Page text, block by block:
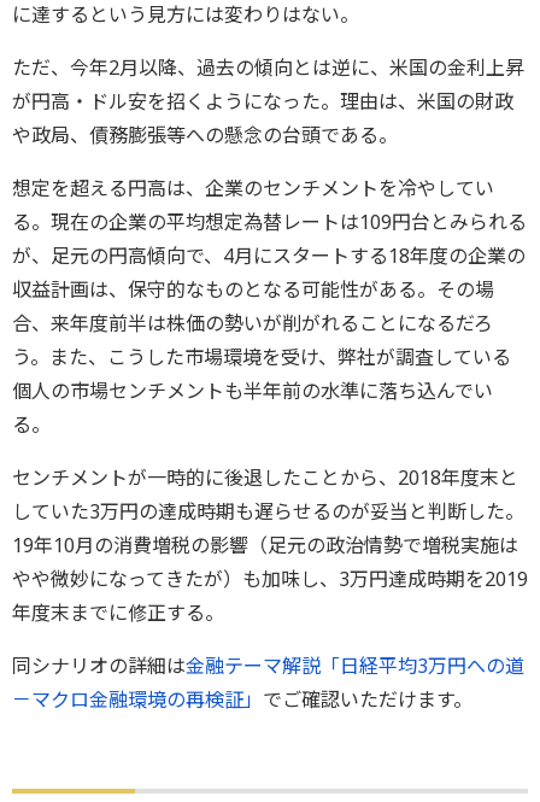
に達するという見方には変わりはない。
ただ、今年2月以降、過去の傾向とは逆に、米国の金利上昇
が円高・ドル安を招くようになった。理由は、米国の財政
や政局、債務膨張等への懸念の台頭である。
想定を超える円高は、企業のセンチメントを冷やしてい
る。現在の企業の平均想定為替レートは109円台とみられる
が、足元の円高傾向で、4月にスタートする18年度の企業の
収益計画は、保守的なものとなる可能性がある。その場
合、来年度前半は株価の勢いが削がれることになるだろ
う。また、こうした市場環境を受け、弊社が調査している
個人の市場センチメントも半年前の水準に落ち込んでい
る。
センチメントが一時的に後退したことから、2018年度末と
していた3万円の達成時期も遅らせるのが妥当と判断した。
19年10月の消費増税の影響（足元の政治情勢で増税実施は
やや微妙になってきたが）も加味し、3万円達成時期を2019
年度末までに修正する。
同シナリオの詳細は金融テーマ解説「日経平均3万円への道
－マクロ金融環境の再検証」 でご確認いただけます。